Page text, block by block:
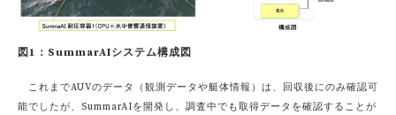
図1：SummarAIシステム構成図
これまでAUVのデータ（観測データや艇体情報）は、回収後にのみ確認可
能でしたが、SummarAIを開発し、調査中でも取得データを確認することが